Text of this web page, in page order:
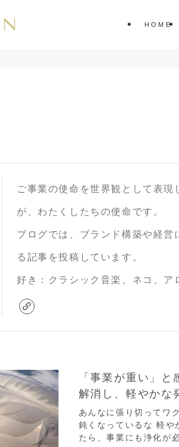
HOME
ご事業の使命を世界観として表
が、わたくしたちの使命です。
ブログでは、ブランド構築や経
る記事を投稿しています。
好き：クラシック音楽、ネコ、ア
「事業が重い」
解消し、軽やかな
あんなに張り切ってワ
鈍くなっているな 軽や
たら、事業にも浄化が